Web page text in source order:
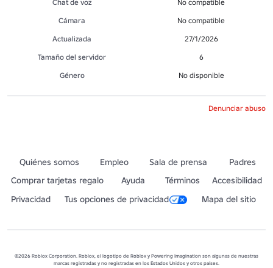
Chat de voz
No compatible
Cámara
No compatible
Actualizada
27/1/2026
Tamaño del servidor
6
Género
No disponible
Denunciar abuso
Quiénes somos Empleo Sala de prensa
Padres
Comprar tarjetas regalo
Ayuda Términos
Accesibilidad
Privacidad
Tus opciones de privacidad Mapa del sitio
©2026 Roblox Corporation. Roblox, el logotipo de Roblox y Powering Imagination son algunas de nuestras
marcas registradas y no registradas en los Estados Unidos y otros países.